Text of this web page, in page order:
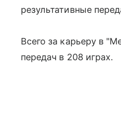
результативные
Всего за карьеру в
передач в 208 играх.